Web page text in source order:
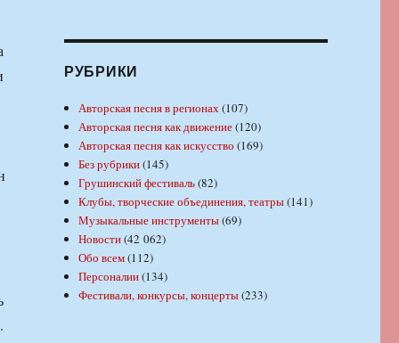
РУБРИКИ
Авторская песня в регионах(107)
Авторская песня как движение(120)
Авторская песня как искусство (169)
Без рубрики(145)
Грушинский фестиваль(82)
Клубы, творческие объединения, театры(141)
Музыкальные инструменты(69)
Новости(42 062)
Обо всем(112)
Персоналии(134)
Фестивали, конкурсы, концерты(233)